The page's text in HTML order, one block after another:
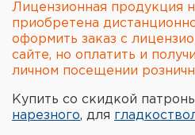
Фонари и ЛЦУ
Туристическое
Опоры и станки для
Лицензионная продукция
приобретена
оформить заказ с
сайте, но оплатить и
личном посещении
Купить со скидкой
нарезного, для